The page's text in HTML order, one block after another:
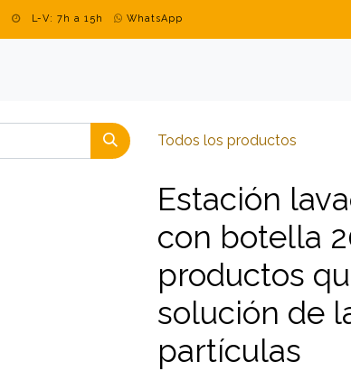
L-V: 7h a 15h WhatsApp
Todos los productos
Estación
con botella
productos
solución de
partículas